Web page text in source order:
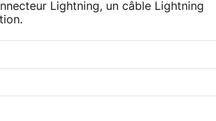
Lightning, un câble Lightning